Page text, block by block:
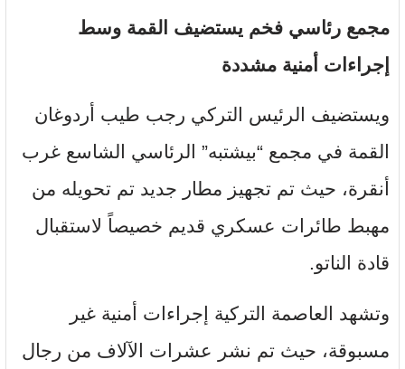
مجمع رئاسي فخم يستضيف القمة وسط
إجراءات أمنية مشددة
ويستضيف الرئيس التركي رجب طيب أردوغان
القمة في مجمع “بيشتبه” الرئاسي الشاسع غرب
أنقرة، حيث تم تجهيز مطار جديد تم تحويله من
مهبط طائرات عسكري قديم خصيصاً لاستقبال
قادة الناتو.
وتشهد العاصمة التركية إجراءات أمنية غير
مسبوقة، حيث تم نشر عشرات الآلاف من رجال